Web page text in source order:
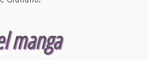
manga